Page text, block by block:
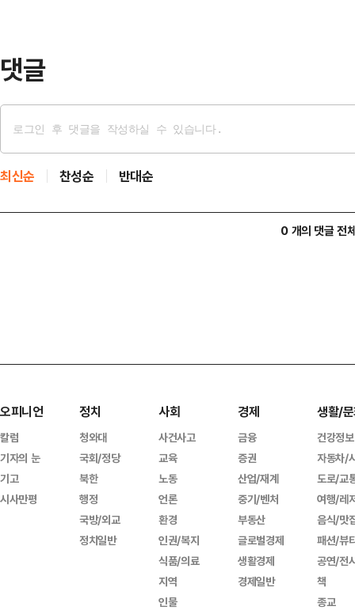
댓글
최신순 찬성순 반대순
0 개의 댓글 전
오피니언
칼럼
기자의 눈
기고
시사만평
정치
청와대
국회/정당
북한
행정
국방/외교
정치일반
사회
사건사고
교육
노동
언론
환경
인권/복지
식품/의료
지역
인물
경제
금융
증권
산업/재계
중기/벤처
부동산
글로벌경제
생활경제
경제일반
생활/
건강정보
자동차/
도로/교
여행/레
음식/맛
패션/뷰
공연/전
책
종교